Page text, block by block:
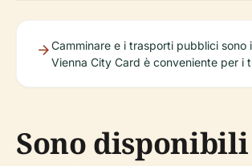
Camminare e i trasporti pubblici sono
Vienna City Card è conveniente per i
Sono